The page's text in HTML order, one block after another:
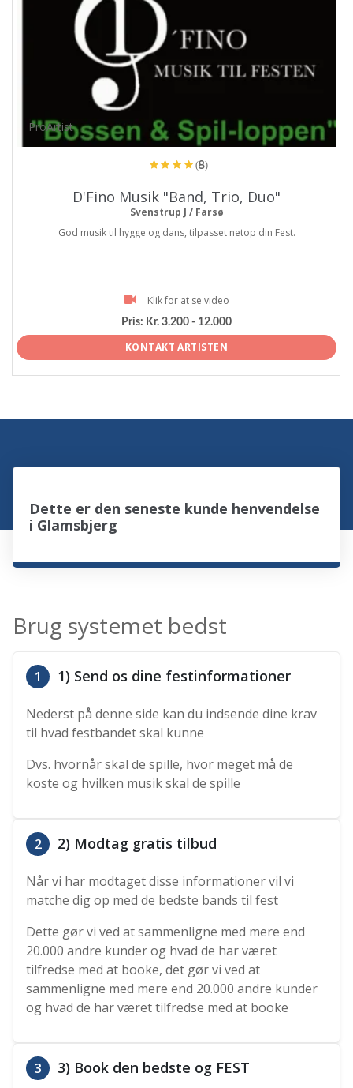
ProArtist
(8)
D'Fino Musik "Band, Trio, Duo"
Svenstrup J / Farsø
God musik til hygge og dans, tilpasset netop din Fest.
Klik for at se video
Pris: Kr. 3.200 - 12.000
KONTAKT ARTISTEN
Dette er den seneste kunde henvendelse
i Glamsbjerg
Brug systemet bedst
1 1) Send os dine festinformationer
Nederst på denne side kan du indsende dine krav
til hvad festbandet skal kunne
Dvs. hvornår skal de spille, hvor meget må de
koste og hvilken musik skal de spille
2 2) Modtag gratis tilbud
Når vi har modtaget disse informationer vil vi
matche dig op med de bedste bands til fest
Dette gør vi ved at sammenligne med mere end
20.000 andre kunder og hvad de har været
tilfredse med at booke, det gør vi ved at
sammenligne med mere end 20.000 andre kunder
og hvad de har været tilfredse med at booke
3 3) Book den bedste og FEST